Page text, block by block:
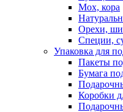
Мох, кора
Орехи,
Специи,
Упаковка для
Пакеты
Бумага
Коробки